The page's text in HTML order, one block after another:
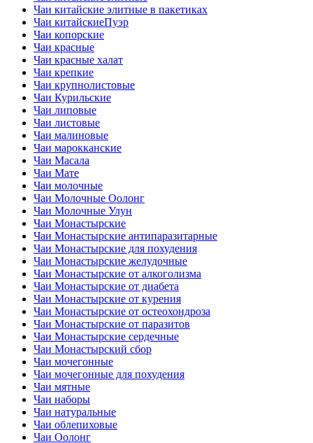
Чаи китайские элитные в пакетиках
Чаи китайскиеПуэр
Чаи копорские
Чаи красные
Чаи красные халат
Чаи крепкие
Чаи крупнолистовые
Чаи Курильские
Чаи липовые
Чаи листовые
Чаи малиновые
Чаи марокканские
Чаи Масала
Чаи Мате
Чаи молочные
Чаи Молочные Оолонг
Чаи Молочные Улун
Чаи Монастырские
Чаи Монастырские антипаразитарные
Чаи Монастырские для похудения
Чаи Монастырские желудочные
Чаи Монастырские от алкоголизма
Чаи Монастырские от диабета
Чаи Монастырские от курения
Чаи Монастырские от остеохондроза
Чаи Монастырские от паразитов
Чаи Монастырские сердечные
Чаи Монастырский сбор
Чаи мочегонные
Чаи мочегонные для похудения
Чаи мятные
Чаи наборы
Чаи натуральные
Чаи облепиховые
Чаи Оолонг